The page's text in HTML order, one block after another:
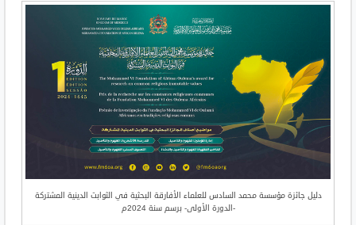
دليل جائزة مؤسسة محمد السادس للعلماء الأفارقة البحثية في الثوابت الدينية المشتركة
-الدورة الأولى- برسم سنة 2024م